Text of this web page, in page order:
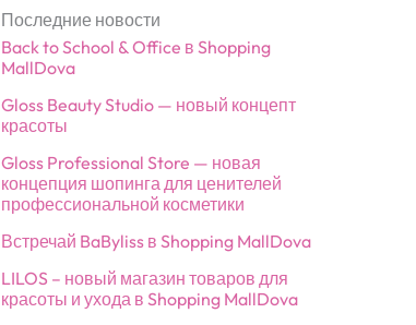
Последние новости
Back to School & Office в Shopping
MallDova
Gloss Beauty Studio — новый концепт
красоты
Gloss Professional Store — новая
концепция шопинга для ценителей
профессиональной косметики
Встречай BaByliss в Shopping MallDova
LILOS – новый магазин товаров для
красоты и ухода в Shopping MallDova